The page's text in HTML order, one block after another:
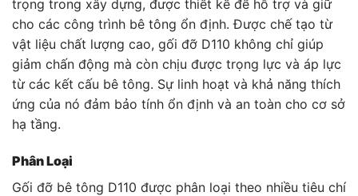
trọng trong xây dựng, được thiết kế để hỗ trợ và giữ
cho các công trình bê tông ổn định. Được chế tạo từ
vật liệu chất lượng cao, gối đỡ D110 không chỉ giúp
giảm chấn động mà còn chịu được trọng lực và áp lực
từ các kết cấu bê tông. Sự linh hoạt và khả năng thích
ứng của nó đảm bảo tính ổn định và an toàn cho cơ sở
hạ tầng.
Phân Loại
Gối đỡ bê tông D110 được phân loại theo nhiều tiêu chí